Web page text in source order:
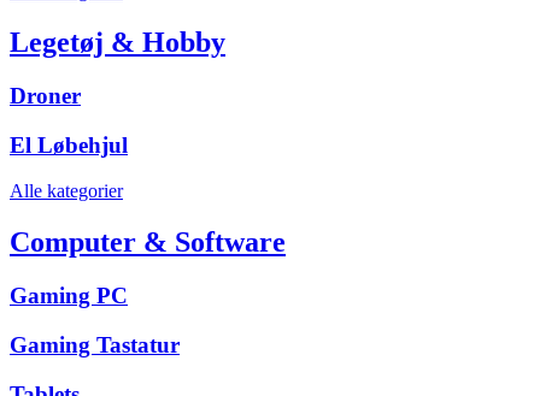
Legetøj & Hobby
Droner
El Løbehjul
Alle kategorier
Computer & Software
Gaming PC
Gaming Tastatur